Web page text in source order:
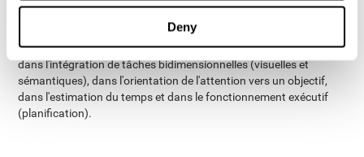
Deny
cognitifs mesurés que les adultes âgés souffrant d'insomnie.
Cette différence était particulièrement marquée dans la mémoire,
dans l'intégration de tâches bidimensionnelles (visuelles et
sémantiques), dans l'orientation de l'attention vers un objectif,
dans l'estimation du temps et dans le fonctionnement exécutif
(planification).